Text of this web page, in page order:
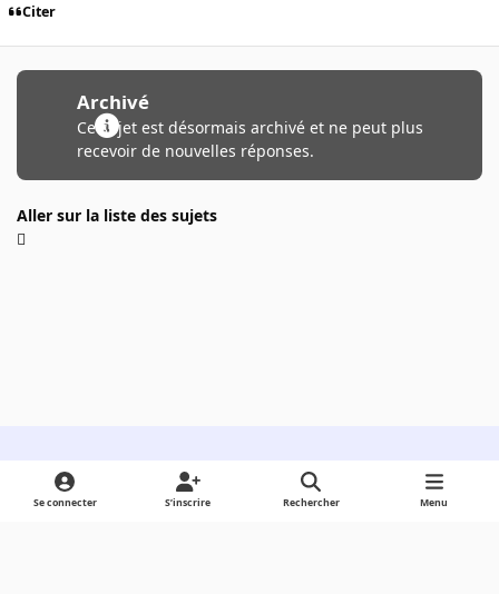
Citer
Archivé
Ce sujet est désormais archivé et ne peut plus
recevoir de nouvelles réponses.
Aller sur la liste des sujets
Light ModeDark ModeSystem Preference
Se connecter S’inscrire Rechercher Menu